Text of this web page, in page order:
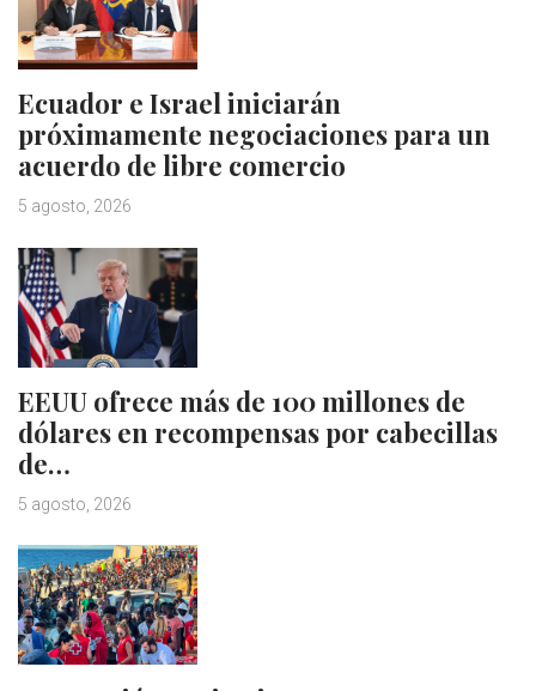
Ecuador e Israel iniciarán
próximamente negociaciones para un
acuerdo de libre comercio
5 agosto, 2026
EEUU ofrece más de 100 millones de
dólares en recompensas por cabecillas
de…
5 agosto, 2026